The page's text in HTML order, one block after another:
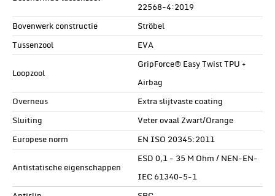
22568-4:2019
Bovenwerk constructie
Ströbel
Tussenzool
EVA
Loopzool
GripForce® Easy Twist TPU +
Airbag
Overneus
Extra slijtvaste coating
Sluiting
Veter ovaal Zwart/Orange
Europese norm
EN ISO 20345:2011
Antistatische eigenschappen
ESD 0,1 - 35 M Ohm / NEN-EN-
IEC 61340-5-1